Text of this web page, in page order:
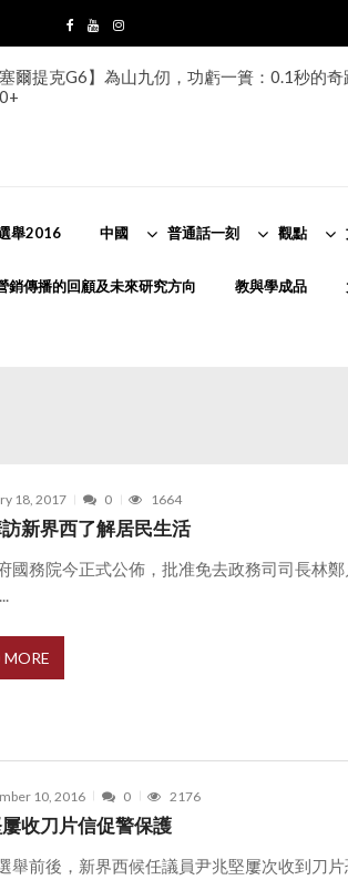
塞爾提克G6】為山九仞，功虧一簣：0.1秒的奇
舉2016 中國 普通話一刻 觀點
銷傳播的回顧及未來研究方向 教與學成品
18, 2017 0 1664
新界西了解居民生活
國務院今正式公佈，批准免去政務司司長林
MORE
10, 2016 0 2176
收刀片信促警保護
舉前後，新界西候任議員尹兆堅屢次收到刀